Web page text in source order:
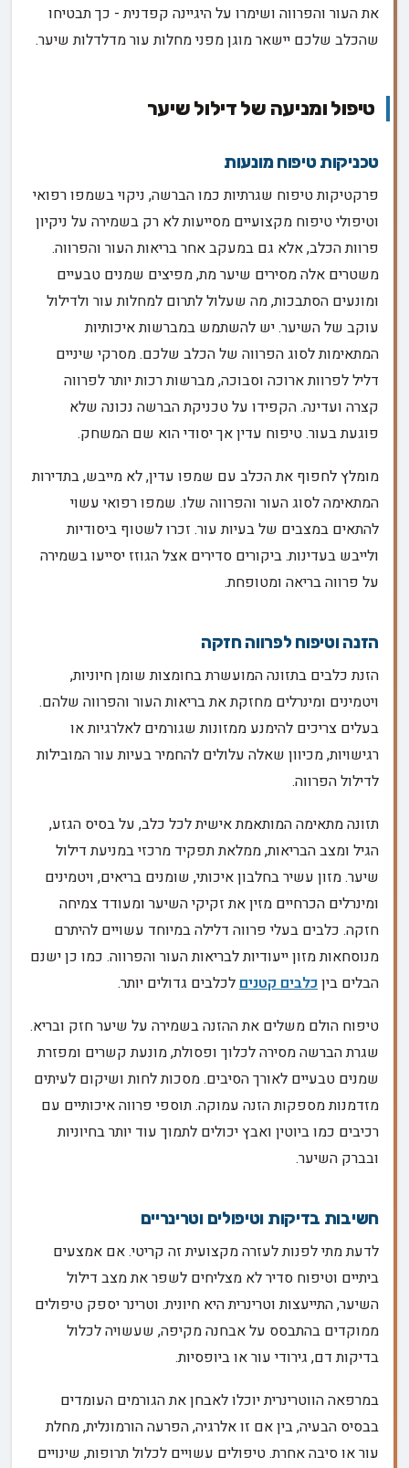
את העור והפרווה ושימרו על היגיינה קפדנית - כך תבטיחו
שהכלב שלכם יישאר מוגן מפני מחלות עור מדלדלות שיער.
טיפול ומניעה של דילול שיער
טכניקות טיפוח מונעות
פרקטיקות טיפוח שגרתיות כמו הברשה, ניקוי בשמפו רפואי
וטיפולי טיפוח מקצועיים מסייעות לא רק בשמירה על ניקיון
פרוות הכלב, אלא גם במעקב אחר בריאות העור והפרווה.
משטרים אלה מסירים שיער מת, מפיצים שמנים טבעיים
ומונעים הסתבכות, מה שעלול לתרום למחלות עור ולדילול
עוקב של השיער. יש להשתמש במברשות איכותיות
המתאימות לסוג הפרווה של הכלב שלכם. מסרקי שיניים
דליל לפרוות ארוכה וסבוכה, מברשות רכות יותר לפרווה
קצרה ועדינה. הקפידו על טכניקת הברשה נכונה שלא
פוגעת בעור. טיפוח עדין אך יסודי הוא שם המשחק.
מומלץ לחפוף את הכלב עם שמפו עדין, לא מייבש, בתדירות
המתאימה לסוג העור והפרווה שלו. שמפו רפואי עשוי
להתאים במצבים של בעיות עור. זכרו לשטוף ביסודיות
ולייבש בעדינות. ביקורים סדירים אצל הגוזז יסייעו בשמירה
על פרווה בריאה ומטופחת.
הזנה וטיפוח לפרווה חזקה
הזנת כלבים בתזונה המועשרת בחומצות שומן חיוניות,
ויטמינים ומינרלים מחזקת את בריאות העור והפרווה שלהם.
בעלים צריכים להימנע ממזונות שגורמים לאלרגיות או
רגישויות, מכיוון שאלה עלולים להחמיר בעיות עור המובילות
לדילול הפרווה.
תזונה מתאימה המותאמת אישית לכל כלב, על בסיס הגזע,
הגיל ומצב הבריאות, ממלאת תפקיד מרכזי במניעת דילול
שיער. מזון עשיר בחלבון איכותי, שומנים בריאים, ויטמינים
ומינרלים הכרחיים מזין את זקיקי השיער ומעודד צמיחה
חזקה. כלבים בעלי פרווה דלילה במיוחד עשויים להיתרם
מנוסחאות מזון ייעודיות לבריאות העור והפרווה. כמו כן ישנם
הבלים ביןכלבים קטניםלכלבים גדולים יותר.
טיפוח הולם משלים את ההזנה בשמירה על שיער חזק ובריא.
שגרת הברשה מסירה לכלוך ופסולת, מונעת קשרים ומפזרת
שמנים טבעיים לאורך הסיבים. מסכות לחות ושיקום לעיתים
מזדמנות מספקות הזנה עמוקה. תוספי פרווה איכותיים עם
רכיבים כמו ביוטין ואבץ יכולים לתמוך עוד יותר בחיוניות
ובברק השיער.
חשיבות בדיקות וטיפולים וטרינריים
לדעת מתי לפנות לעזרה מקצועית זה קריטי. אם אמצעים
ביתיים וטיפוח סדיר לא מצליחים לשפר את מצב דילול
השיער, התייעצות וטרינרית היא חיונית. וטרינר יספק טיפולים
ממוקדים בהתבסס על אבחנה מקיפה, שעשויה לכלול
בדיקות דם, גירודי עור או ביופסיות.
במרפאה הווטרינרית יוכלו לאבחן את הגורמים העומדים
בבסיס הבעיה, בין אם זו אלרגיה, הפרעה הורמונלית, מחלת
עור או סיבה אחרת. טיפולים עשויים לכלול תרופות, שינויים